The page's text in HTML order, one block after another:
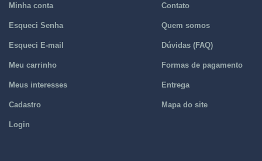
Minha conta
Esqueci Senha
Esqueci E-mail
Meu carrinho
Meus interesses
Cadastro
Login
Contato
Quem somos
Dúvidas (FAQ)
Formas de pagamento
Entrega
Mapa do site